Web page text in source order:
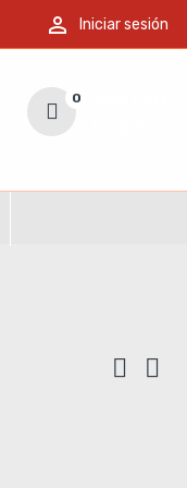
 Iniciar sesión
0